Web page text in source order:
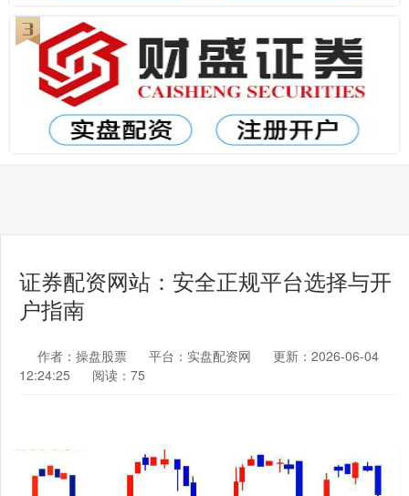
证券配资网站：安全正规平台选择与开
户指南
作者：操盘股票 平台：实盘配资网
更新：2026-06-04
12:24:25
阅读：75